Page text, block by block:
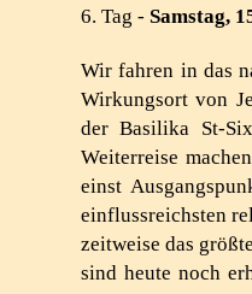
6. Tag - Samstag,
Wir fahren in das
Wirkungsort von
der Basilika St-
Weiterreise
einst
einflussreichsten
zeitweise das
sind heute noch